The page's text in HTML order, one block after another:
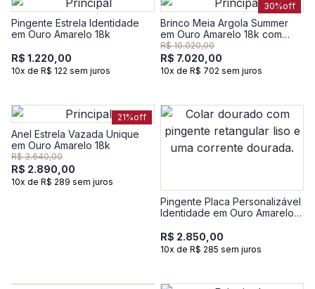
Pingente Estrela Identidade
em Ouro Amarelo 18k
R$ 1.220,00
10x de R$ 122 sem juros
30%off
Brinco Meia Argola Summer
em Ouro Amarelo 18k com
Topázio Incolor
R$ 10.020,00
R$ 7.020,00
10x de R$ 702 sem juros
21%off
Anel Estrela Vazada Unique
em Ouro Amarelo 18k
R$ 3.640,00
R$ 2.890,00
10x de R$ 289 sem juros
Pingente Placa Personalizável
Identidade em Ouro Amarelo
R$ 2.850,00
10x de R$ 285 sem juros